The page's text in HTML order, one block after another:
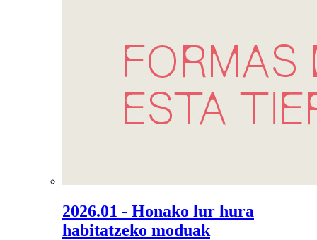
2026.01 - Honako lur hura
habitatzeko moduak